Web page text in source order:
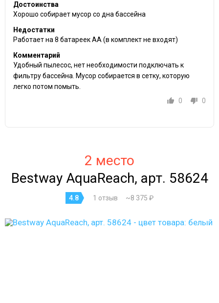
Достоинства
Хорошо собирает мусор со дна бассейна
Недостатки
Работает на 8 батареек АА (в комплект не входят)
Комментарий
Удобный пылесос, нет необходимости подключать к
фильтру бассейна. Мусор собирается в сетку, которую
легко потом помыть.
0
0
2 место
Bestway AquaReach, арт. 58624
4.8 1 отзыв ~8 375 ₽